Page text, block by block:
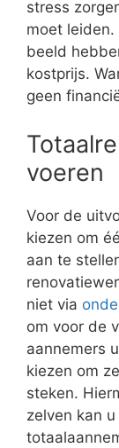
stress
moet
beeld
kostprijs.
geen
voeren
Voor de
kiezen om
aan te
niet via
om voor de
aannemers
kiezen om
steken.
zelven kan